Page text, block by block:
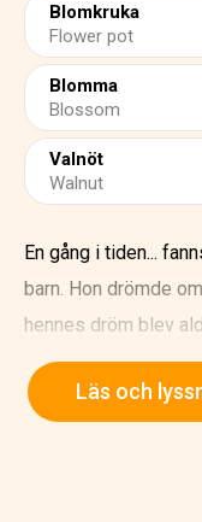
Blomkruka
Flower pot
Blomma
Blossom
Valnöt
Walnut
En gång i tiden...
barn. Hon drömde
hennes dröm blev
besökte en häxa,
planterade det i en
Läs och